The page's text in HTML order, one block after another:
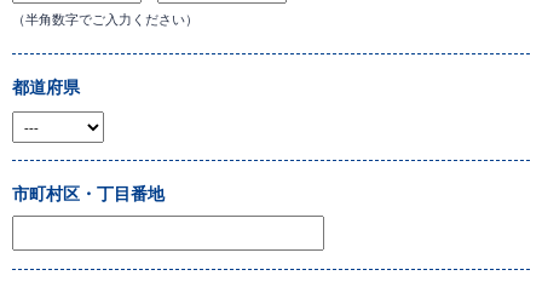
（半角数字でご入力ください）
都道府県
市町村区・丁目番地